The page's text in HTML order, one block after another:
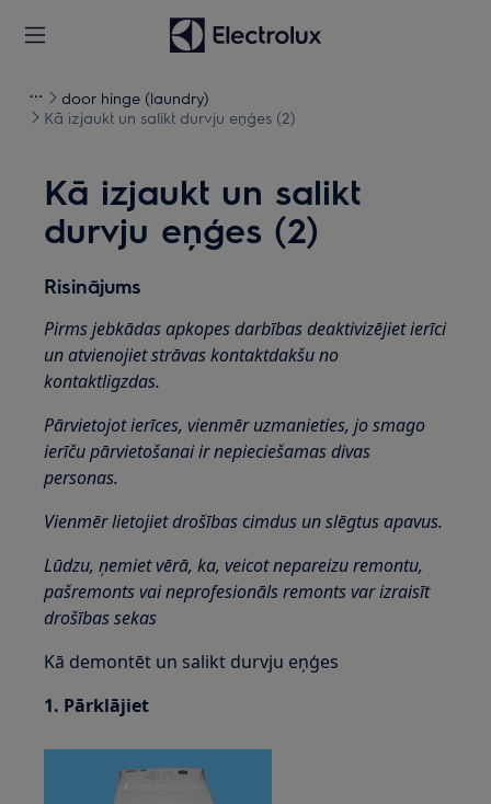
door hinge (laundry)
Kā izjaukt un salikt durvju eņģes (2)
Kā izjaukt un salikt
durvju eņģes (2)
Risinājums
Pirms jebkādas apkopes darbības deaktivizējiet ierīci
un atvienojiet strāvas kontaktdakšu no
kontaktligzdas.
Pārvietojot ierīces, vienmēr uzmanieties, jo smago
ierīču pārvietošanai ir nepieciešamas divas
personas.
Vienmēr lietojiet drošības cimdus un slēgtus apavus.
Lūdzu, ņemiet vērā, ka, veicot nepareizu remontu,
pašremonts vai neprofesionāls remonts var izraisīt
drošības sekas
Kā demontēt un salikt durvju eņģes
1. Pārklājiet